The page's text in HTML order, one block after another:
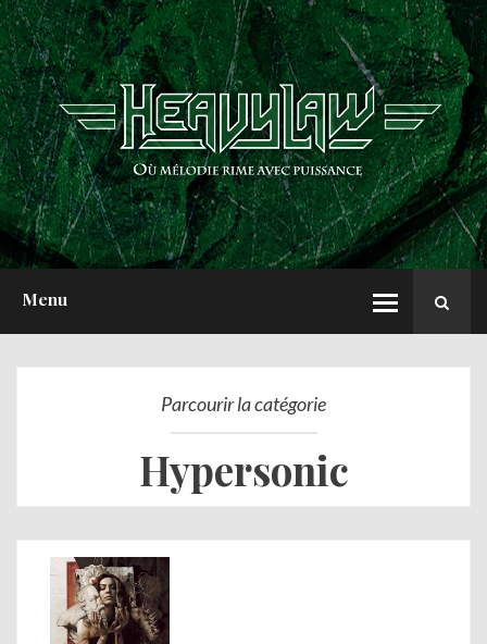
Menu
ACCUEIL
NEWS
CHRONIQUES
INTERVIEWS
REPORTS
A PROPOS
Parcourir la catégorie
Hypersonic